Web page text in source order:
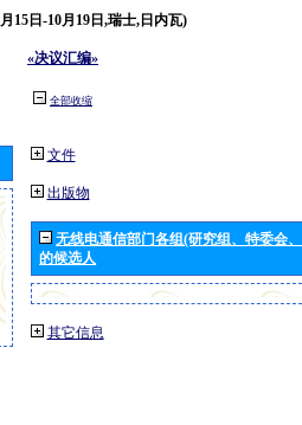
15日-10月19日,瑞士,日内瓦)
«决议汇编»
全部收缩
文件
出版物
无线电通信部门各组(研究组、特委会
的候选人
其它信息